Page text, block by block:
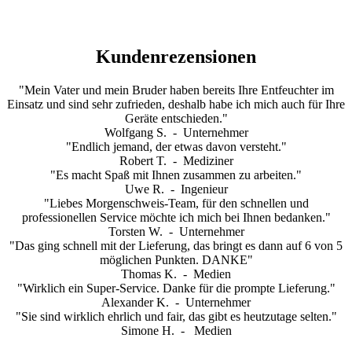
Kundenrezensionen
"Mein Vater und mein Bruder haben bereits Ihre Entfeuchter im
Einsatz und sind sehr zufrieden, deshalb habe ich mich auch für Ihre
Geräte entschieden."
Wolfgang S. - Unternehmer
"Endlich jemand, der etwas davon versteht."
Robert T. - Mediziner
"Es macht Spaß mit Ihnen zusammen zu arbeiten."
Uwe R. - Ingenieur
"Liebes Morgenschweis-Team, für den schnellen und
professionellen Service möchte ich mich bei Ihnen bedanken."
Torsten W. - Unternehmer
"Das ging schnell mit der Lieferung, das bringt es dann auf 6 von 5
möglichen Punkten. DANKE"
Thomas K. - Medien
"Wirklich ein Super-Service. Danke für die prompte Lieferung."
Alexander K. - Unternehmer
"Sie sind wirklich ehrlich und fair, das gibt es heutzutage selten."
Simone H. - Medien